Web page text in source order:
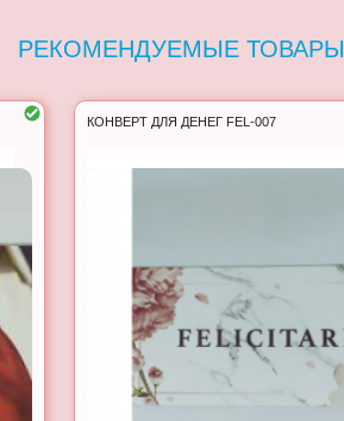
РЕКОМЕНДУЕМЫЕ ТОВАРЫ
КОНВЕРТ ДЛЯ ДЕНЕГ FEL-007